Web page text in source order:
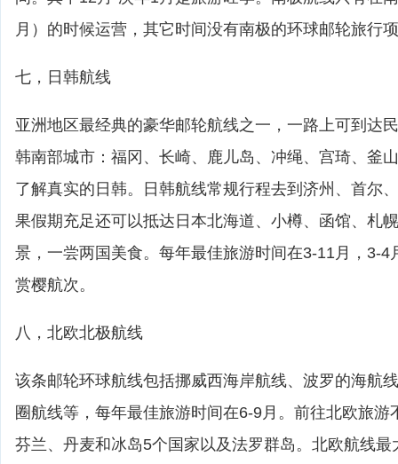
月）的时候运营，其它时间没有南极的环球邮轮旅行
七，日韩航线
亚洲地区最经典的豪华邮轮航线之一，一路上可到达
韩南部城市：福冈、长崎、鹿儿岛、冲绳、宫琦、釜
了解真实的日韩。日韩航线常规行程去到济州、首尔
果假期充足还可以抵达日本北海道、小樽、函馆、札
景，一尝两国美食。每年最佳旅游时间在3-11月，3-4
赏樱航次。
八，北欧北极航线
该条邮轮环球航线包括挪威西海岸航线、波罗的海航
圈航线等，每年最佳旅游时间在6-9月。前往北欧旅游
芬兰、丹麦和冰岛5个国家以及法罗群岛。北欧航线